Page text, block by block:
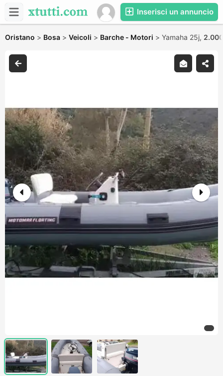
Inserisci un annuncio
Oristano > Bosa > Veicoli > Barche - Motori > Yamaha 25j,